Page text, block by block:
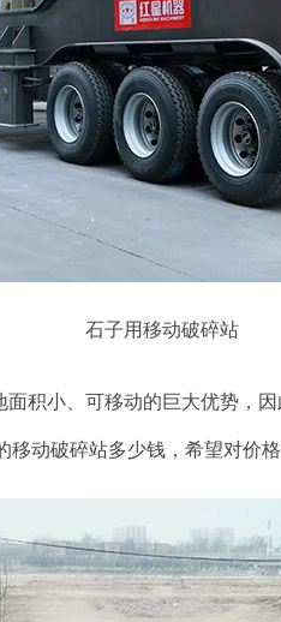
石子用移动破碎站
面积小、可移动的巨大优势，
动破碎站多少钱，希望对价